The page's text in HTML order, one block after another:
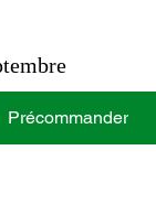
Précommander